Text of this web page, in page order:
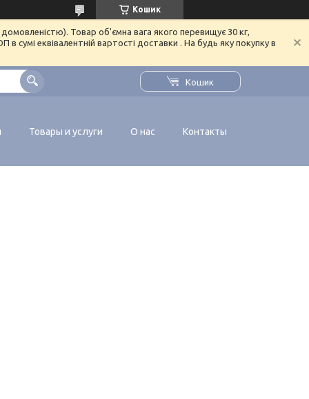
Кошик
Товар об'ємна вага якого перевищує 30 кг,
еквівалентній вартості доставки . На будь яку покупку в
Кошик
Товары и услуги О нас Контакты